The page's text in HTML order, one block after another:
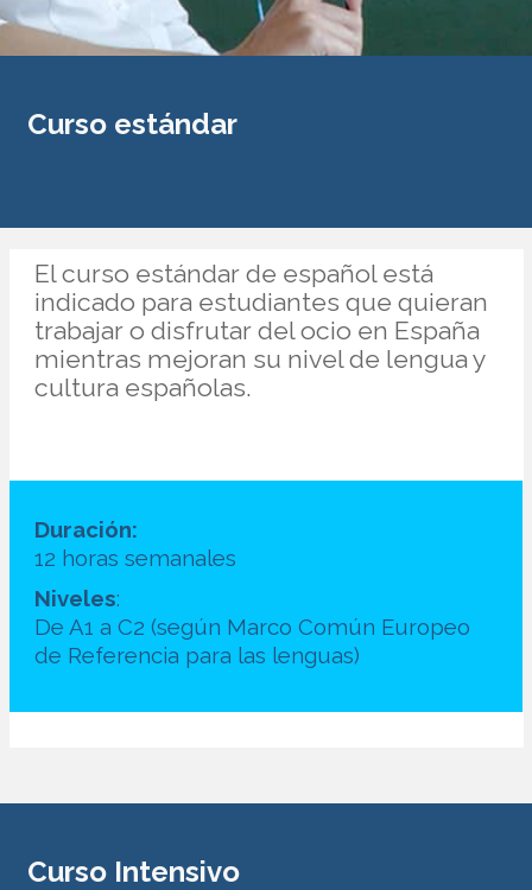
Curso estándar
El curso estándar de español está
indicado para estudiantes que quieran
trabajar o disfrutar del ocio en España
mientras mejoran su nivel de lengua y
cultura españolas.
Duración:
12 horas semanales
Niveles:
De A1 a C2 (según Marco Común Europeo
de Referencia para las lenguas)
Curso Intensivo